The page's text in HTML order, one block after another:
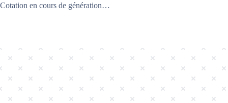
Cotation en cours de génération…